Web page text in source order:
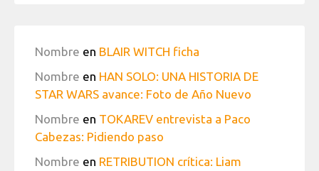
Nombre en BLAIR WITCH ficha
Nombre en HAN SOLO: UNA HISTORIA DE
STAR WARS avance: Foto de Año Nuevo
Nombre en TOKAREV entrevista a Paco
Cabezas: Pidiendo paso
Nombre en RETRIBUTION crítica: Liam